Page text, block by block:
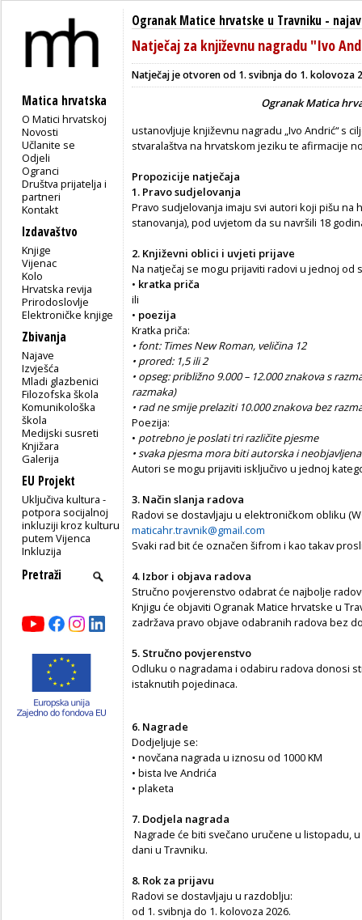
Matica hrvatska
O Matici hrvatskoj
Novosti
Učlanite se
Odjeli
Ogranci
Društva prijatelja i
partneri
Kontakt
Izdavaštvo
Knjige
Vijenac
Kolo
Hrvatska revija
Prirodoslovlje
Elektroničke knjige
Zbivanja
Najave
Izvješća
Mladi glazbenici
Filozofska škola
Komunikološka
škola
Medijski susreti
Knjižara
Galerija
EU Projekt
Uključiva kultura -
potpora socijalnoj
inkluziji kroz kulturu
putem Vijenca
Inkluzija
Ogranak Matice hrvatske u Travniku -
Natječaj za književnu nagradu "Ivo
Natječaj je otvoren od 1. svibnja do 1. kolovoza
Ogranak Matica
ustanovljuje književnu nagradu „Ivo Andrić“ s
stvaralaštva na hrvatskom jeziku te afirmacije
Propozicije natječaja
1. Pravo sudjelovanja
Pravo sudjelovanja imaju svi autori koji pišu
stanovanja), pod uvjetom da su navršili 18
2. Književni oblici i uvjeti prijave
Na natječaj se mogu prijaviti radovi u jednoj od
• kratka priča
ili
• poezija
Kratka priča:
• font: Times New Roman, veličina 12
• prored: 1,5 ili 2
• opseg: približno 9.000 – 12.000 znakova s
razmaka)
• rad ne smije prelaziti 10.000 znakova bez
Poezija:
• potrebno je poslati tri različite pjesme
• svaka pjesma mora biti autorska i neobjavljena
Autori se mogu prijaviti isključivo u jednoj
3. Način slanja radova
Radovi se dostavljaju u elektroničkom obliku
maticahr.travnik@gmail.com
Svaki rad bit će označen šifrom i kao takav
4. Izbor i objava radova
Stručno povjerenstvo odabrat će najbolje
Knjigu će objaviti Ogranak Matice hrvatske u
zadržava pravo objave odabranih radova bez
5. Stručno povjerenstvo
Odluku o nagradama i odabiru radova donosi
istaknutih pojedinaca.
6. Nagrade
Dodjeljuje se:
• novčana nagrada u iznosu od 1000 KM
• bista Ive Andrića
• plaketa
7. Dodjela nagrada
Nagrade će biti svečano uručene u listopadu,
dani u Travniku.
8. Rok za prijavu
Radovi se dostavljaju u razdoblju:
od 1. svibnja do 1. kolovoza 2026.